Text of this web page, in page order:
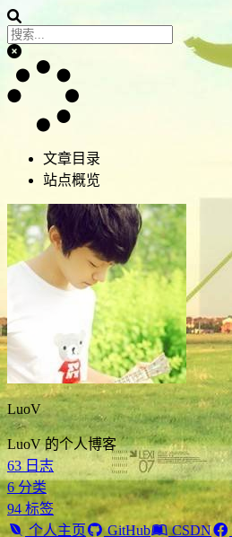
文章目录
站点概览
LuoV
LuoV 的个人博客
63 日志
6 分类
94 标签
个人主页
GitHub CSDN